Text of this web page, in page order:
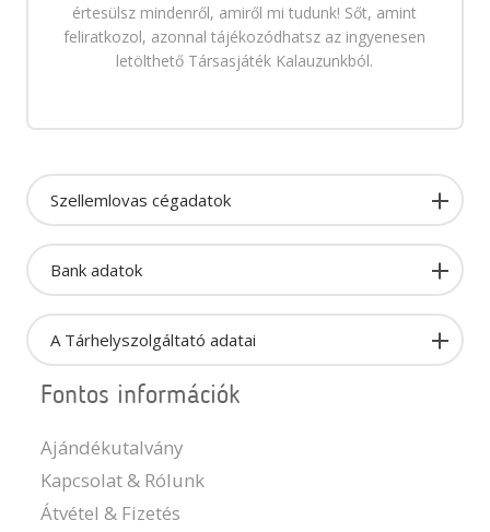
értesülsz mindenről, amiről mi tudunk! Sőt, amint
feliratkozol, azonnal tájékozódhatsz az ingyenesen
letölthető Társasjáték Kalauzunkból.
Szellemlovas cégadatok
Bank adatok
A Tárhelyszolgáltató adatai
Fontos információk
Ajándékutalvány
Kapcsolat & Rólunk
Átvétel & Fizetés